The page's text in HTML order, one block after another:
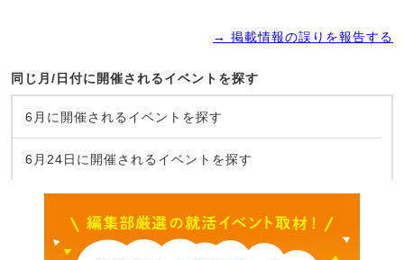
→ 掲載情報の誤りを報告する
同じ月/日付に開催されるイベントを探す
6月に開催されるイベントを探す
6月24日に開催されるイベントを探す